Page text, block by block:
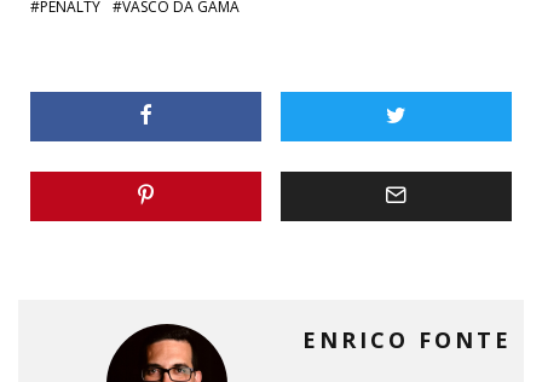
PENALTY
VASCO DA GAMA
ENRICO FONTE